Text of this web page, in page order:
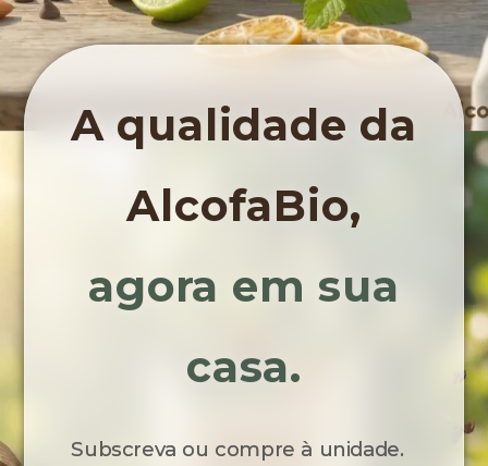
A qualidade da
AlcofaBio,
agora em sua
casa.
Subscreva ou compre à unidade.